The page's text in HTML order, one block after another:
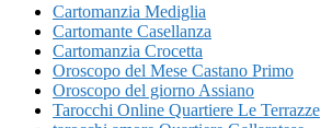
Cartomanzia Mediglia
Cartomante Casellanza
Cartomanzia Crocetta
Oroscopo del Mese Castano Primo
Oroscopo del giorno Assiano
Tarocchi Online Quartiere Le Terrazze